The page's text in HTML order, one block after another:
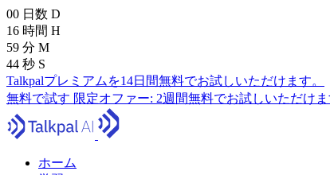
00 日数 D
16 時間 H
59 分 M
42 秒 S
Talkpalプレミアムを14日間無料でお試しいただけます。
無料で試す 限定オファー: 2週間無料でお試しいただけま
ホーム